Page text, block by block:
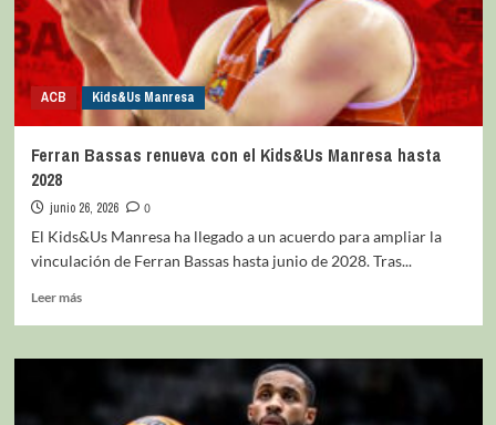
ACB Kids&Us Manresa
Ferran Bassas renueva con el Kids&Us Manresa hasta
2028
junio 26, 2026
0
El Kids&Us Manresa ha llegado a un acuerdo para ampliar la
vinculación de Ferran Bassas hasta junio de 2028. Tras...
Leer más